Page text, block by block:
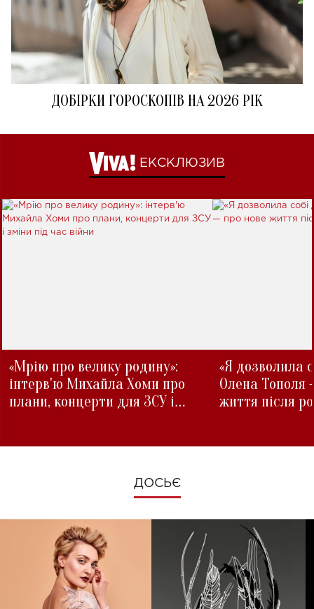
ДОБІРКИ ГОРОСКОПІВ НА 2026 РІК
ЕКСКЛЮЗИВ
«Мрію про велику родину»:
інтерв'ю Михайла Хоми про
плани, концерти для ЗСУ і
«Я дозволила
Олена Тополя
життя після
ДОСЬЄ